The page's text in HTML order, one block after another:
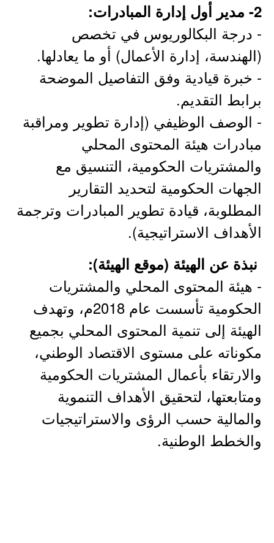
2- مدير أول إدارة المبادرات:
- درجة البكالوريوس في تخصص
(الهندسة، إدارة الأعمال) أو ما يعادلها.
- خبرة قيادية وفق التفاصيل الموضحة
برابط التقديم.
- الوصف الوظيفي (إدارة تطوير ومراقبة
مبادرات هيئة المحتوى المحلي
والمشتريات الحكومية، التنسيق مع
الجهات الحكومية لتحديد التقارير
المطلوبة، قيادة تطوير المبادرات وترجمة
الأهداف الاستراتيجية).
نبذة عن الهيئة (موقع الهيئة):
- هيئة المحتوى المحلي والمشتريات
الحكومية تأسست عام 2018م، وتهدف
الهيئة إلى تنمية المحتوى المحلي بجميع
مكوناته على مستوى الاقتصاد الوطني،
والارتقاء بأعمال المشتريات الحكومية
ومتابعتها، لتحقيق الأهداف التنموية
والمالية حسب الرؤى والاستراتيجيات
والخطط الوطنية.